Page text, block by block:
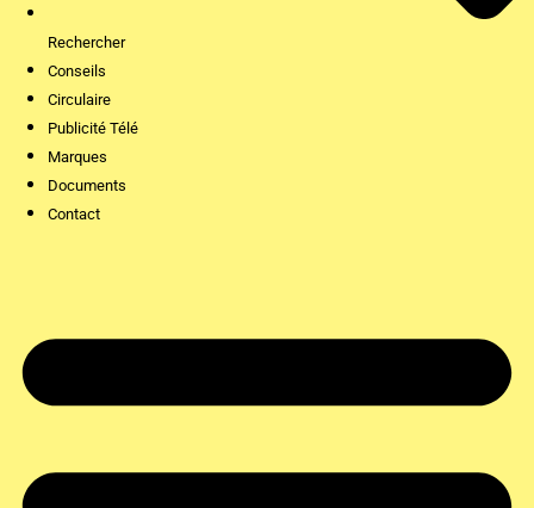
Rechercher
Conseils
Circulaire
Publicité Télé
Marques
Documents
Contact